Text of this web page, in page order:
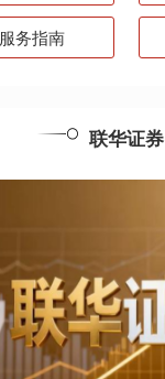
服务指南
联华证券